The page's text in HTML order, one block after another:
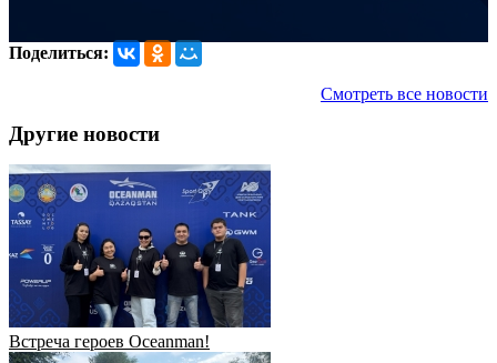
Поделиться:
Смотреть все новости
Другие новости
Встреча героев Oceanman!